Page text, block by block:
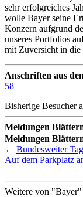
sehr erfolgreiches
wolle Bayer seine
Konzern aufgrund
unseres Portfolios
mit Zuversicht in die
Anschriften aus
58
Bisherige Besucher
Meldungen
Meldungen
← Bundesweiter
Auf dem Parkplatz
Weitere von "Bayer"